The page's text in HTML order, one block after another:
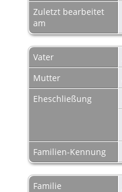
Zuletzt bearbeitet
am
Vater
Mutter
Eheschließung
Familien-Kennung
Familie